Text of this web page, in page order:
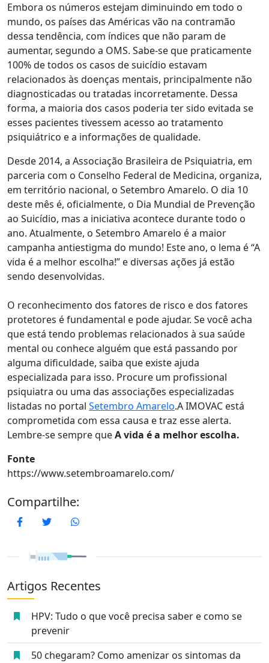
Embora os números estejam diminuindo em todo o
mundo, os países das Américas vão na contramão
dessa tendência, com índices que não param de
aumentar, segundo a OMS. Sabe-se que praticamente
100% de todos os casos de suicídio estavam
relacionados às doenças mentais, principalmente não
diagnosticadas ou tratadas incorretamente. Dessa
forma, a maioria dos casos poderia ter sido evitada se
esses pacientes tivessem acesso ao tratamento
psiquiátrico e a informações de qualidade.
Desde 2014, a Associação Brasileira de Psiquiatria, em
parceria com o Conselho Federal de Medicina, organiza,
em território nacional, o Setembro Amarelo. O dia 10
deste mês é, oficialmente, o Dia Mundial de Prevenção
ao Suicídio, mas a iniciativa acontece durante todo o
ano. Atualmente, o Setembro Amarelo é a maior
campanha antiestigma do mundo! Este ano, o lema é “A
vida é a melhor escolha!” e diversas ações já estão
sendo desenvolvidas.
O reconhecimento dos fatores de risco e dos fatores
protetores é fundamental e pode ajudar. Se você acha
que está tendo problemas relacionados à sua saúde
mental ou conhece alguém que está passando por
alguma dificuldade, saiba que existe ajuda
especializada para isso. Procure um profissional
psiquiatra ou uma das associações especializadas
listadas no portal Setembro Amarelo.A IMOVAC está
comprometida com essa causa e traz esse alerta.
Lembre-se sempre queA vida é a melhor escolha.
Fonte
https://www.setembroamarelo.com/
Compartilhe:
FacebookTwitterWhatsApp
Artigos Recentes
HPV: Tudo o que você precisa saber e como se
prevenir
50 chegaram? Como amenizar os sintomas da